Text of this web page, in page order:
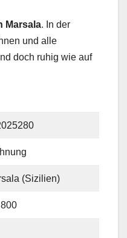
Marsala. In der
und alle
doch ruhig wie auf
(Sizilien)